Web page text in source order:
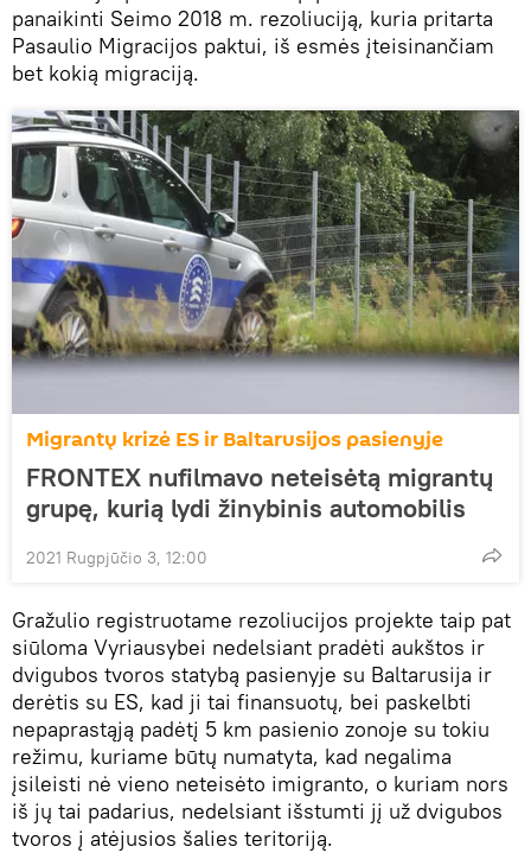
panaikinti Seimo 2018 m. rezoliuciją, kuria pritarta
Pasaulio Migracijos paktui, iš esmės įteisinančiam
bet kokią migraciją.
Migrantų krizė ES ir Baltarusijos pasienyje
FRONTEX nufilmavo neteisėtą migrantų
grupę, kurią lydi žinybinis automobilis
2021 Rugpjūčio 3, 12:00
Gražulio registruotame rezoliucijos projekte taip pat
siūloma Vyriausybei nedelsiant pradėti aukštos ir
dvigubos tvoros statybą pasienyje su Baltarusija ir
derėtis su ES, kad ji tai finansuotų, bei paskelbti
nepaprastąją padėtį 5 km pasienio zonoje su tokiu
režimu, kuriame būtų numatyta, kad negalima
įsileisti nė vieno neteisėto imigranto, o kuriam nors
iš jų tai padarius, nedelsiant išstumti jį už dvigubos
tvoros į atėjusios šalies teritoriją.